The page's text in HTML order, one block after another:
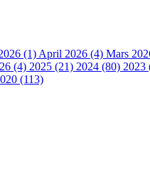
(1) April 2026 (4) Mars
(4) 2025 (21) 2024 (80) 2023
(113)